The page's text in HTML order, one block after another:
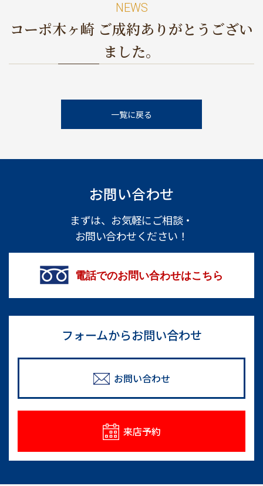
NEWS
コーポ木ヶ崎 ご成約ありがとうござい
ました。
一覧に戻る
お問い合わせ
まずは、お気軽にご相談・
お問い合わせください！
電話でのお問い合わせはこちら
フォームからお問い合わせ
お問い合わせ
来店予約